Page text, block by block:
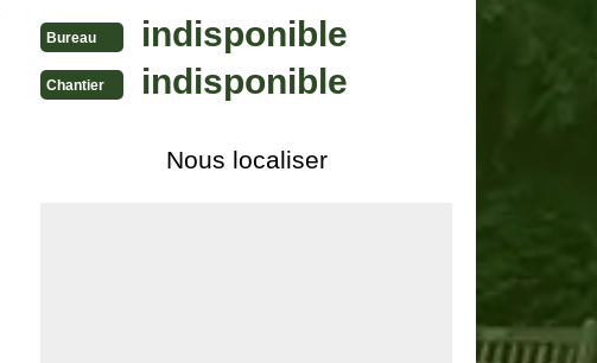
Bureau indisponible
Chantier indisponible
Nous localiser